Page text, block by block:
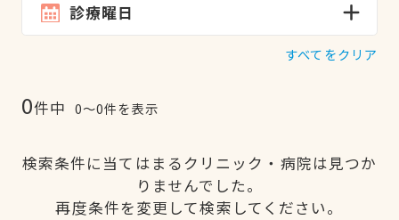
診療曜日
すべてをクリア
0件中 0〜0件を表示
検索条件に当てはまるクリニック・病院は見つか
りませんでした。
再度条件を変更して検索してください。